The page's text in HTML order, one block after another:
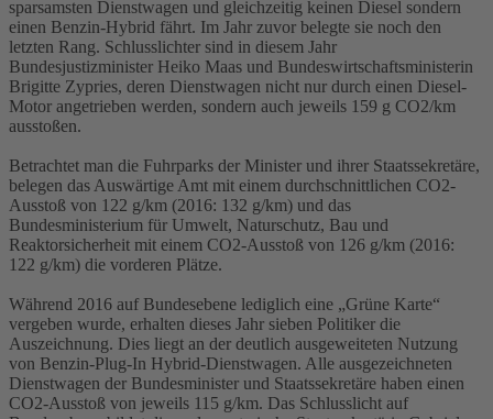
sparsamsten Dienstwagen und gleichzeitig keinen Diesel sondern
einen Benzin-Hybrid fährt. Im Jahr zuvor belegte sie noch den
letzten Rang. Schlusslichter sind in diesem Jahr
Bundesjustizminister Heiko Maas und Bundeswirtschaftsministerin
Brigitte Zypries, deren Dienstwagen nicht nur durch einen Diesel-
Motor angetrieben werden, sondern auch jeweils 159 g CO2/km
ausstoßen.
Betrachtet man die Fuhrparks der Minister und ihrer Staatssekretäre,
belegen das Auswärtige Amt mit einem durchschnittlichen CO2-
Ausstoß von 122 g/km (2016: 132 g/km) und das
Bundesministerium für Umwelt, Naturschutz, Bau und
Reaktorsicherheit mit einem CO2-Ausstoß von 126 g/km (2016:
122 g/km) die vorderen Plätze.
Während 2016 auf Bundesebene lediglich eine „Grüne Karte“
vergeben wurde, erhalten dieses Jahr sieben Politiker die
Auszeichnung. Dies liegt an der deutlich ausgeweiteten Nutzung
von Benzin-Plug-In Hybrid-Dienstwagen. Alle ausgezeichneten
Dienstwagen der Bundesminister und Staatssekretäre haben einen
CO2-Ausstoß von jeweils 115 g/km. Das Schlusslicht auf